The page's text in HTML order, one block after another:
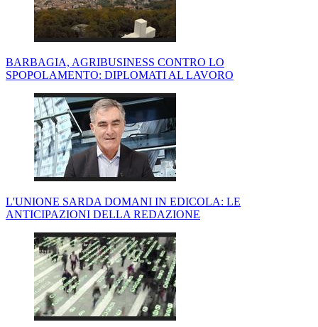
BARBAGIA, AGRIBUSINESS CONTRO LO
SPOPOLAMENTO: DIPLOMATI AL LAVORO
L'UNIONE SARDA DOMANI IN EDICOLA: LE
ANTICIPAZIONI DELLA REDAZIONE